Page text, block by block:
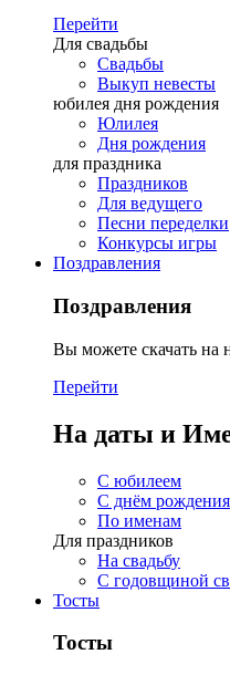
Перейти
Для свадьбы
Свадьбы
Выкуп невесты
юбилея дня рождения
Юлилея
Дня рождения
для праздника
Праздников
Для ведущего
Песни переделки
Конкурсы игры
Поздравления
Поздравления
Вы можете скачать на
Перейти
На даты и
С юбилеем
С днём рождения
По именам
Для праздников
На свадьбу
С годовщиной
Тосты
Тосты